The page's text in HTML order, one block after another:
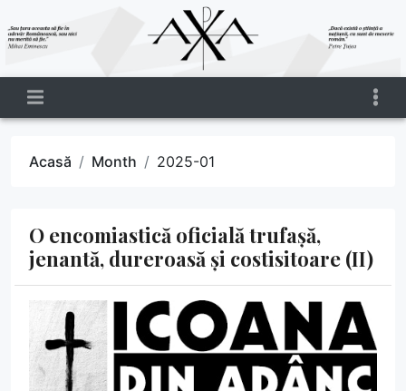
Acasă Month 2025-01
O encomiastică oficială trufașă,
jenantă, dureroasă și costisitoare (II)